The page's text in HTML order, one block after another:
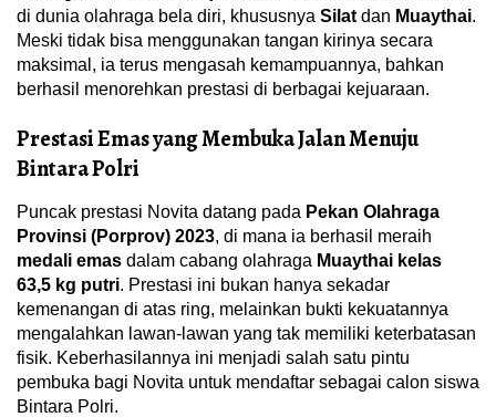
di dunia olahraga bela diri, khususnya Silat dan Muaythai.
Meski tidak bisa menggunakan tangan kirinya secara
maksimal, ia terus mengasah kemampuannya, bahkan
berhasil menorehkan prestasi di berbagai kejuaraan.
Prestasi Emas yang Membuka Jalan Menuju
Bintara Polri
Puncak prestasi Novita datang pada Pekan Olahraga
Provinsi (Porprov) 2023, di mana ia berhasil meraih
medali emas dalam cabang olahraga Muaythai kelas
63,5 kg putri. Prestasi ini bukan hanya sekadar
kemenangan di atas ring, melainkan bukti kekuatannya
mengalahkan lawan-lawan yang tak memiliki keterbatasan
fisik. Keberhasilannya ini menjadi salah satu pintu
pembuka bagi Novita untuk mendaftar sebagai calon siswa
Bintara Polri.